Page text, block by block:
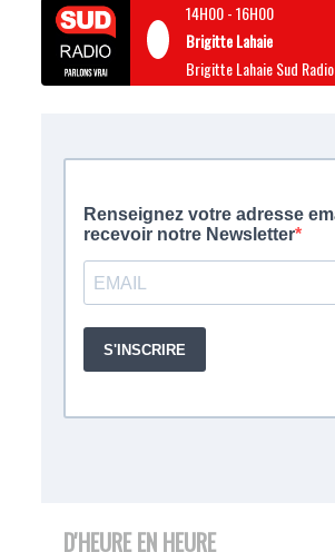
14H00-16H00
Brigitte Lahaie
Brigitte Lahaie Sud Radio
D'HEURE EN HEURE